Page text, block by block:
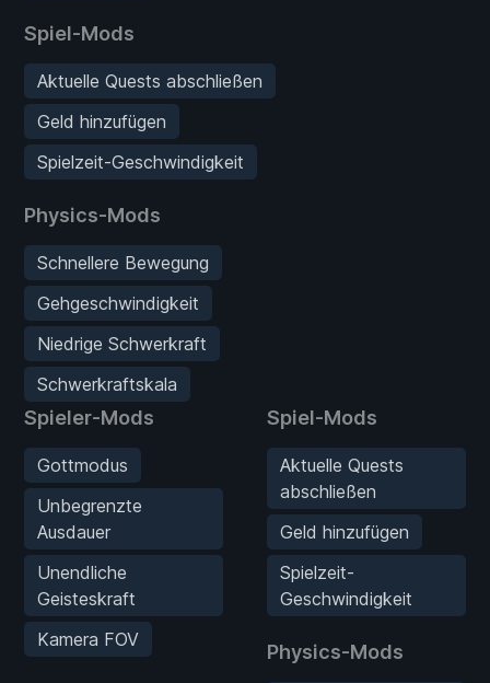
Spiel-Mods
Aktuelle Quests abschließen
Geld hinzufügen
Spielzeit-Geschwindigkeit
Physics-Mods
Schnellere Bewegung
Gehgeschwindigkeit
Niedrige Schwerkraft
Schwerkraftskala
Spieler-Mods
Gottmodus
Unbegrenzte
Ausdauer
Unendliche
Geisteskraft
Kamera FOV
Spiel-Mods
Aktuelle Quests
abschließen
Geld hinzufügen
Spielzeit-
Geschwindigkeit
Physics-Mods